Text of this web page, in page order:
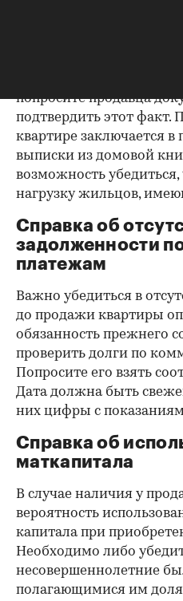
попросите продавца
подтвердить этот факт.
квартире заключается
выписки из домовой
возможность
нагрузку жильцов,
Справка об
задолженности
платежам
Важно убедиться в
до продажи квартиры
обязанность прежнего
проверить долги по
Попросите его взять
Дата должна быть
них цифры с
Справка об
маткапитала
В случае наличия у
вероятность
капитала при
Необходимо либо
несовершеннолетние
полагающимися им